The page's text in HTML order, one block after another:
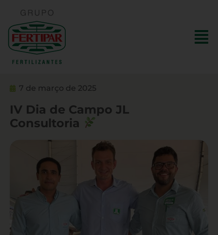
7 de março de 2025
IV Dia de Campo JL
Consultoria